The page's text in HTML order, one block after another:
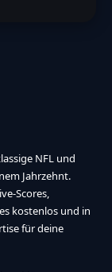
NFL und
Jahrzehnt.
Scores,
kostenlos und in
für deine